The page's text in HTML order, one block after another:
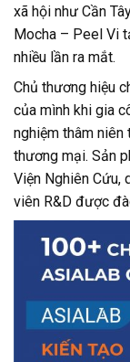
xã hội như Cần
Mocha – Peel Vi
nhiều lần ra mắt.
Chủ thương hiệu
của mình khi gia
nghiệm thâm
thương mại. Sản
Viện Nghiên Cứu,
viên R&D được